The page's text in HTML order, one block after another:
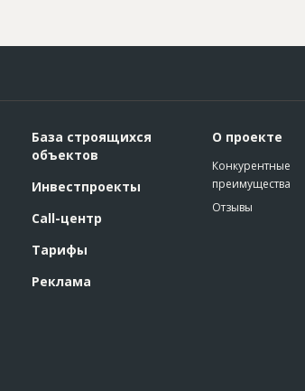
База строящихся
объектов
Инвестпроекты
Call-центр
Тарифы
Реклама
О проекте
Конкурентные
преимущества
Отзывы